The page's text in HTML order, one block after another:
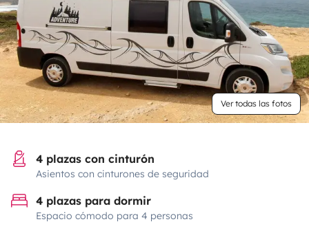
Ver todas las fotos
4 plazas con cinturón
Asientos con cinturones de seguridad
4 plazas para dormir
Espacio cómodo para 4 personas